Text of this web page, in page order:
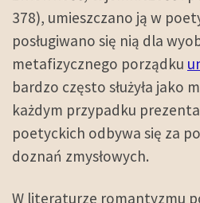
378), umieszczano ją w
posługiwano się nią dla
metafizycznego porządku
bardzo często służyła jako
każdym przypadku
poetyckich odbywa się za
doznań zmysłowych.
W literaturze romantyzmu